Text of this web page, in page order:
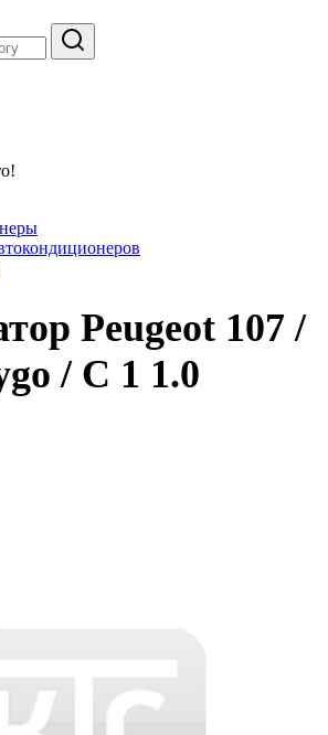
Peugeot 107 /
/ C 1 1.0